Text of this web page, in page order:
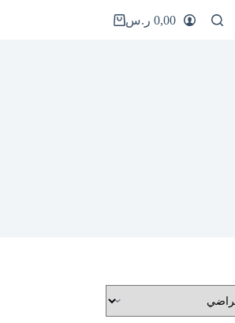
0,00 ر.س